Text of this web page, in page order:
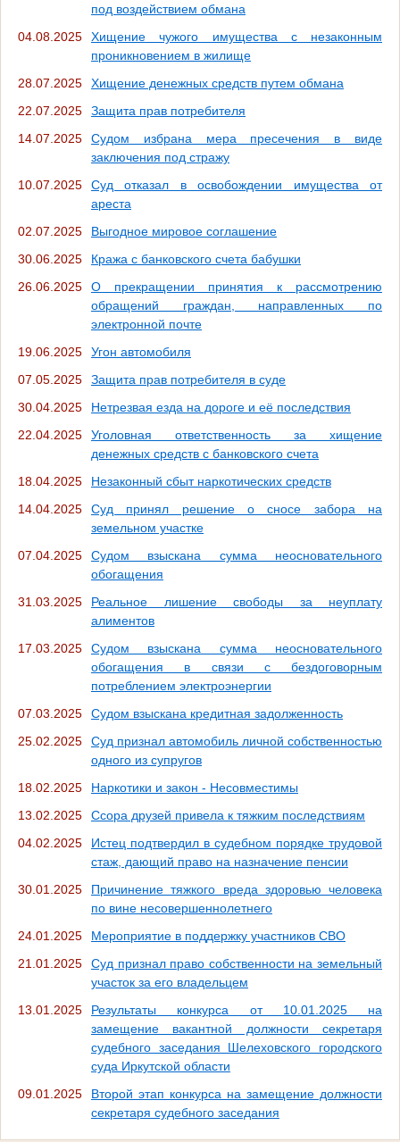
под воздействием обмана
04.08.2025
Хищение чужого имущества с незаконным
проникновением в жилище
28.07.2025
Хищение денежных средств путем обмана
22.07.2025
Защита прав потребителя
14.07.2025
Судом избрана мера пресечения в виде
заключения под стражу
10.07.2025
Суд отказал в освобождении имущества от
ареста
02.07.2025
Выгодное мировое соглашение
30.06.2025
Кража с банковского счета бабушки
26.06.2025
О прекращении принятия к рассмотрению
обращений граждан, направленных по
электронной почте
19.06.2025
Угон автомобиля
07.05.2025
Защита прав потребителя в суде
30.04.2025
Нетрезвая езда на дороге и её последствия
22.04.2025
Уголовная ответственность за хищение
денежных средств с банковского счета
18.04.2025
Незаконный сбыт наркотических средств
14.04.2025
Суд принял решение о сносе забора на
земельном участке
07.04.2025
Судом взыскана сумма неосновательного
обогащения
31.03.2025
Реальное лишение свободы за неуплату
алиментов
17.03.2025
Судом взыскана сумма неосновательного
обогащения в связи с бездоговорным
потреблением электроэнергии
07.03.2025
Судом взыскана кредитная задолженность
25.02.2025
Суд признал автомобиль личной собственностью
одного из супругов
18.02.2025
Наркотики и закон - Несовместимы
13.02.2025
Ссора друзей привела к тяжким последствиям
04.02.2025
Истец подтвердил в судебном порядке трудовой
стаж, дающий право на назначение пенсии
30.01.2025
Причинение тяжкого вреда здоровью человека
по вине несовершеннолетнего
24.01.2025
Мероприятие в поддержку участников СВО
21.01.2025
Суд признал право собственности на земельный
участок за его владельцем
13.01.2025
Результаты конкурса от 10.01.2025 на
замещение вакантной должности секретаря
судебного заседания Шелеховского городского
суда Иркутской области
09.01.2025
Второй этап конкурса на замещение должности
секретаря судебного заседания